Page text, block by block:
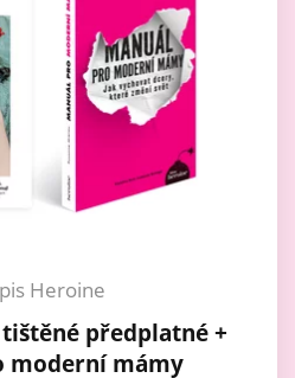
Heroine
předplatné +
moderní mámy